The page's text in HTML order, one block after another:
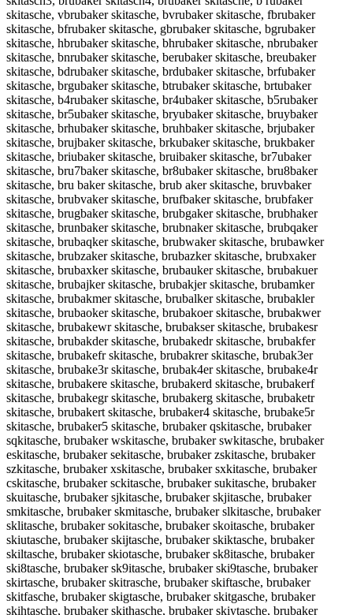
skitasche, vbrubaker skitasche, bvrubaker skitasche, fbrubaker
skitasche, bfrubaker skitasche, gbrubaker skitasche, bgrubaker
skitasche, hbrubaker skitasche, bhrubaker skitasche, nbrubaker
skitasche, bnrubaker skitasche, berubaker skitasche, breubaker
skitasche, bdrubaker skitasche, brdubaker skitasche, brfubaker
skitasche, brgubaker skitasche, btrubaker skitasche, brtubaker
skitasche, b4rubaker skitasche, br4ubaker skitasche, b5rubaker
skitasche, br5ubaker skitasche, bryubaker skitasche, bruybaker
skitasche, brhubaker skitasche, bruhbaker skitasche, brjubaker
skitasche, brujbaker skitasche, brkubaker skitasche, brukbaker
skitasche, briubaker skitasche, bruibaker skitasche, br7ubaker
skitasche, bru7baker skitasche, br8ubaker skitasche, bru8baker
skitasche, bru baker skitasche, brub aker skitasche, bruvbaker
skitasche, brubvaker skitasche, brufbaker skitasche, brubfaker
skitasche, brugbaker skitasche, brubgaker skitasche, brubhaker
skitasche, brunbaker skitasche, brubnaker skitasche, brubqaker
skitasche, brubaqker skitasche, brubwaker skitasche, brubawker
skitasche, brubzaker skitasche, brubazker skitasche, brubxaker
skitasche, brubaxker skitasche, brubauker skitasche, brubakuer
skitasche, brubajker skitasche, brubakjer skitasche, brubamker
skitasche, brubakmer skitasche, brubalker skitasche, brubakler
skitasche, brubaoker skitasche, brubakoer skitasche, brubakwer
skitasche, brubakewr skitasche, brubakser skitasche, brubakesr
skitasche, brubakder skitasche, brubakedr skitasche, brubakfer
skitasche, brubakefr skitasche, brubakrer skitasche, brubak3er
skitasche, brubake3r skitasche, brubak4er skitasche, brubake4r
skitasche, brubakere skitasche, brubakerd skitasche, brubakerf
skitasche, brubakegr skitasche, brubakerg skitasche, brubaketr
skitasche, brubakert skitasche, brubaker4 skitasche, brubake5r
skitasche, brubaker5 skitasche, brubaker qskitasche, brubaker
sqkitasche, brubaker wskitasche, brubaker swkitasche, brubaker
eskitasche, brubaker sekitasche, brubaker zskitasche, brubaker
szkitasche, brubaker xskitasche, brubaker sxkitasche, brubaker
cskitasche, brubaker sckitasche, brubaker sukitasche, brubaker
skuitasche, brubaker sjkitasche, brubaker skjitasche, brubaker
smkitasche, brubaker skmitasche, brubaker slkitasche, brubaker
sklitasche, brubaker sokitasche, brubaker skoitasche, brubaker
skiutasche, brubaker skijtasche, brubaker skiktasche, brubaker
skiltasche, brubaker skiotasche, brubaker sk8itasche, brubaker
ski8tasche, brubaker sk9itasche, brubaker ski9tasche, brubaker
skirtasche, brubaker skitrasche, brubaker skiftasche, brubaker
skitfasche, brubaker skigtasche, brubaker skitgasche, brubaker
skihtasche, brubaker skithasche, brubaker skiytasche, brubaker